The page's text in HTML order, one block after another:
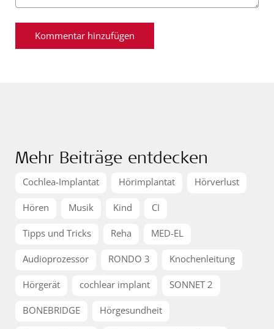
Mehr Beiträge entdecken
Cochlea-Implantat Hörimplantat Hörverlust
Hören Musik Kind CI
Tipps und Tricks Reha MED-EL
Audioprozessor RONDO 3 Knochenleitung
Hörgerät cochlear implant SONNET 2
BONEBRIDGE Hörgesundheit